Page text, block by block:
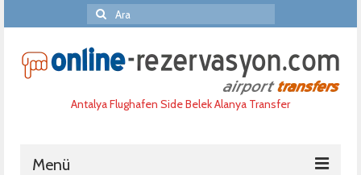
Şunu
ara:
Antalya Flughafen Side Belek Alanya Transfer
Menü